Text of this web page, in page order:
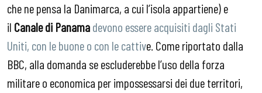
che ne pensa la Danimarca, a cui l’isola appartiene) e
il Canale di Panamadevono essere acquisiti dagli Stati
Uniti, con le buone o con le cattive. Come riportato dalla
BBC, alla domanda se escluderebbe l’uso della forza
militare o economica per impossessarsi dei due territori,